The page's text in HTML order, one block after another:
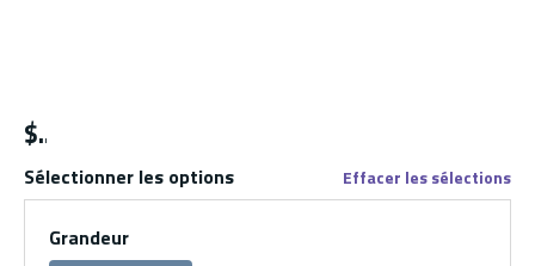
$
Sélectionner les options Effacer les sélections
Grandeur